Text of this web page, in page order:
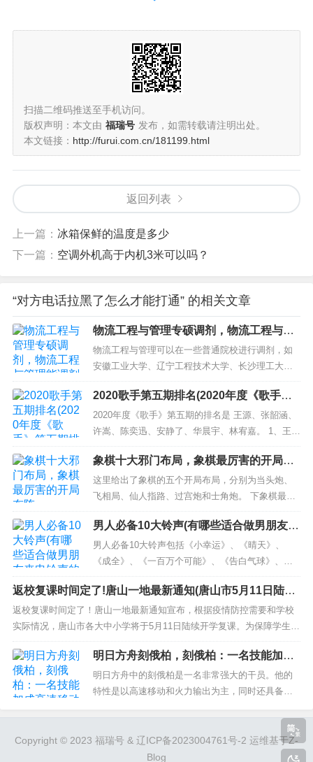
下载某些支持虚拟号码的APP（如Google Voic
e、TextNow）生成一个新的号码尝试。
2. 通过隐藏号码拨打（可能有效，但不推荐）
隐藏你的号码（拨打时不显示号码）：
国内用户：拨打前加 #31#，例如 #31#138xxx
x8888，可以隐藏你的号码。
电号码，关闭这个选项。
安卓用户：进入 电话拨号设置 → 来电显示 →
选择隐藏号码。
注意：如果对方设置了“屏蔽陌生号码”，此方
法可能无效。
3. 通过其他联系方式尝试沟通
社交软件联系：
微信、QQ、微博、短信、电子邮件等方式看看
是否被拉黑。
如果只是在电话里拉黑，其他渠道或许还可以
联系到对方。
第三方传话：
的信息，看看对方是否愿意回复。
扫描二维码推送至手机访问。
版权声明：本文由 福瑞号 发布，如需转载请注明出处。
本文链接： http://furui.com.cn/181199.html
返回列表
上一篇： 冰箱保鲜的温度是多少
下一篇： 空调外机高于内机3米可以吗？
“对方电话拉黑了怎么才能打通” 的相关文章
物流工程与管理专硕调剂，物流工程与管
理能调剂吗
物流工程与管理可以在一些普通院校进行调剂，如
安徽工业大学、辽宁工程技术大学、长沙理工大学
等。可以通过查询往年调剂信息或咨询院校了解最
新的调剂信息。 中部地区高校（物流工程与管理）
复试综合分析 中部地区（物流）复试综合分析（附
分数线、人数）01院校简述中部地区指的是豫晋鲁
皖四省，河南省有5所院校...
2020歌手第五期排名(2020年度《歌手》
第五期排名解析)
2020年度《歌手》第五期的排名是 王源、张韶涵、
许嵩、陈奕迅、安静了、华晨宇、林宥嘉。 1、王
源：明星气息浓郁，舞台表现不俗，热度高，年轻
人偏爱，战胜了其他参赛歌手，稳居第一。 2、张韶
涵：干净利落，嗓音出众，用她独特的方式征服了
观众和评委，坚定地守在第二位。 3、许嵩：嗓音干
净，情感投入，独...
象棋十大邪门布局，象棋最厉害的开局布
阵
这里给出了象棋的五个开局布局，分别为当头炮、
飞相局、仙人指路、过宫炮和士角炮。 下象棋最厉
害的布局出炉，王天一郑惟桐都在用，赵鑫鑫靠它
无敌了 仙人指路招数，近来非常流行。最早是郑惟
桐喜好，每用必到，获得郑道长的美名。之后是王
天一，几乎每次比赛，都用仙人指路，下来得心应
手。最近，赵鑫鑫特大也是清...
男人必备10大铃声(有哪些适合做男朋友来
电铃声的歌？)
男人必备10大铃声包括《小幸运》、《晴天》、
《成全》、《一百万个可能》、《告白气球》、
《稻香》、《夜曲》、《天使的翅膀》、《平凡之
路》和《蒲公英的约定》。这些歌都很适合用来表
示男人对女友的爱和思念。 30+的大男孩值得被偏
爱！情人节适合送给老公的实用礼物分享 Hello，大
家好，我是婉儿，很高...
返校复课时间定了!唐山一地最新通知(唐山市5月11日陆续
开学 多项措施确保学生安心学习)
返校复课时间定了！唐山一地最新通知宣布，根据疫情防控需要和学校
实际情况，唐山市各大中小学将于5月11日陆续开学复课。为保障学生健
康和安全，学校将采取多项措施，如每天测温、分餐制等，确保学生能
够安心学习。 一、疫情已得到有效控制 唐山市的疫情防控工作取得了显
著成效。近期唐山市无新增报告病例，现有确诊...
明日方舟刻俄柏，刻俄柏：一名技能加成
高速移动的火力干员
明日方舟中的刻俄柏是一名非常强大的干员。他的
特性是以高速移动和火力输出为主，同时还具备着
的技能。为什么刻俄柏能够成为如此强大的干员
呢？这就涉及到以下三个方面的原因。 一、技能加
成 刻俄柏的技能是其强大的原因之一。当他释放出
Copyright © 2023 福瑞号 & 辽ICP备2023004761号-2 运维基于Z-
Blog